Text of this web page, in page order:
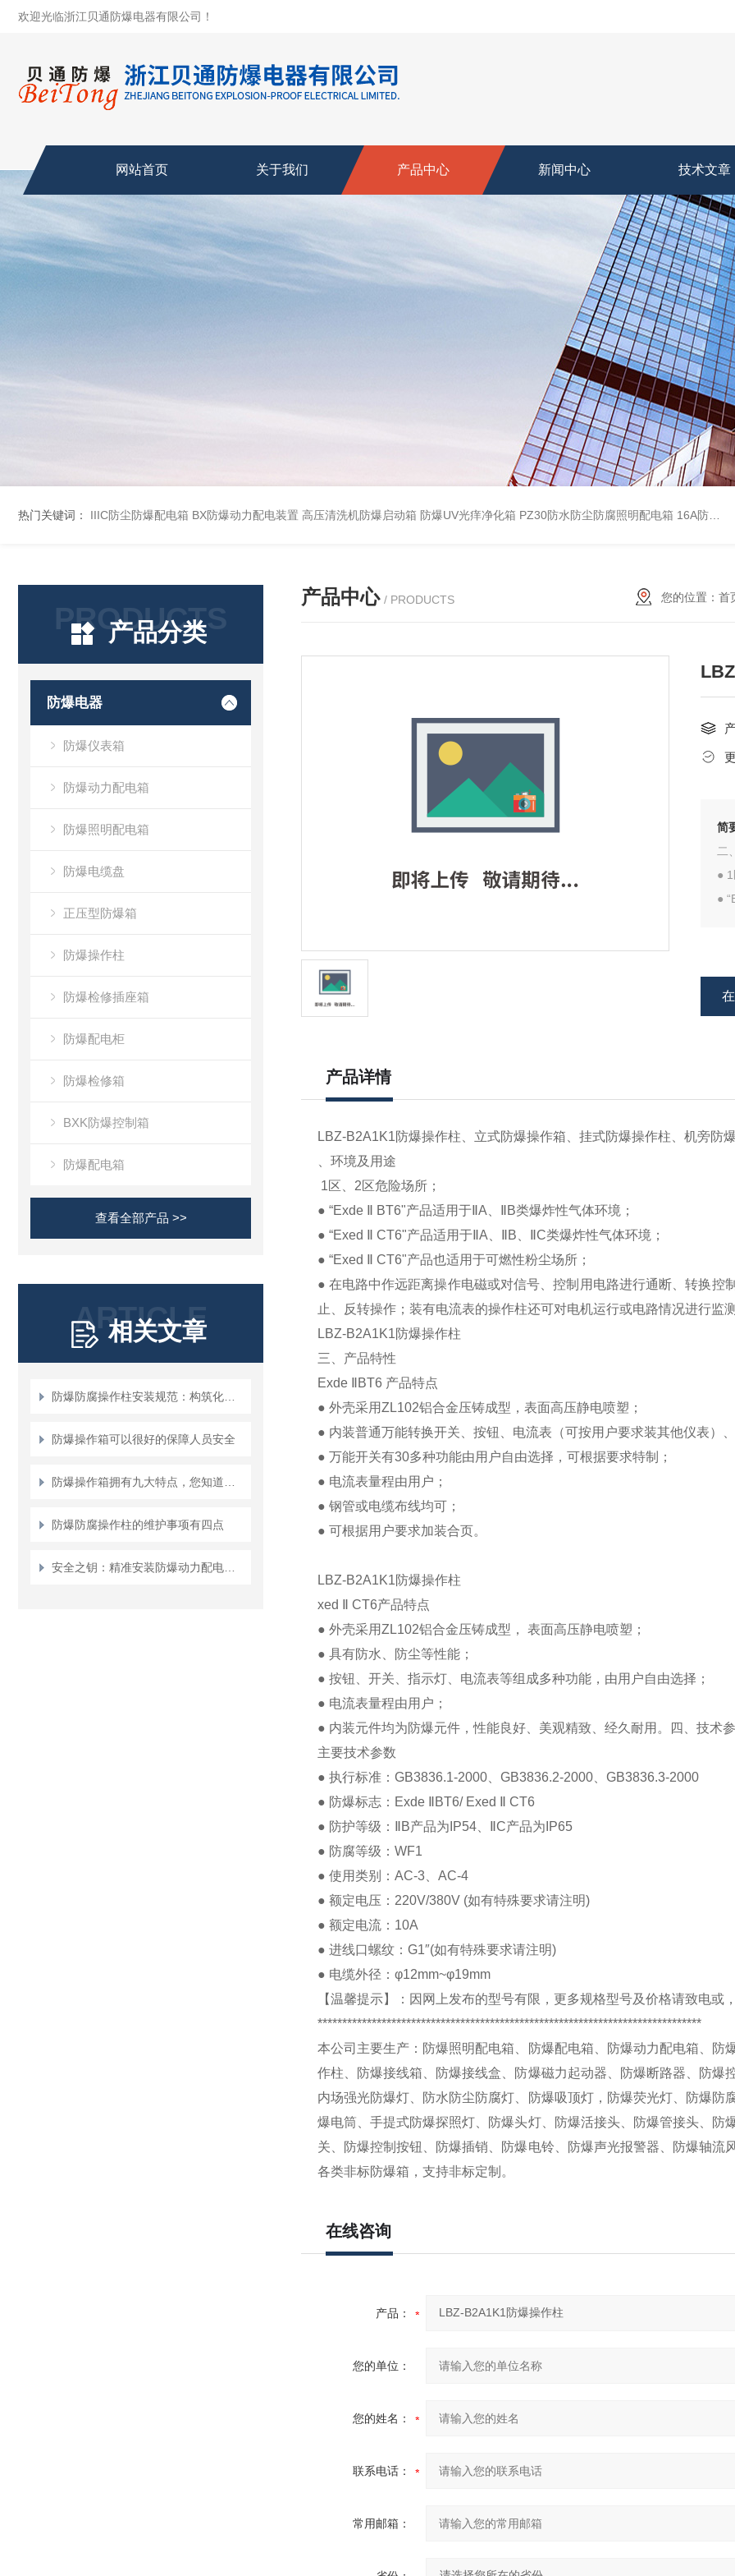
欢迎光临浙江贝通防爆电器有限公司！
网站首页 关于我们 产品中心 新闻中心 技术文章
热门关键词： IIIC防尘防爆配电箱 BX防爆动力配电装置 高压清洗机防爆启动箱 防爆UV光痒净化箱 PZ30防水防尘防腐照明配电箱 16A防水防尘防腐照明开关
PRODUCTS
产品分类
防爆电器
防爆仪表箱
防爆动力配电箱
防爆照明配电箱
防爆电缆盘
正压型防爆箱
防爆操作柱
防爆检修插座箱
防爆配电柜
防爆检修箱
BXK防爆控制箱
防爆配电箱
查看全部产品 >>
ARTICLE
相关文章
防爆操作箱可以很好的保障人员安全
防爆防腐操作柱的维护事项有四点
产品中心 / PRODUCTS 您的位置： 首
简
二
●
●
产品详情
LBZ-B2A1K1防爆操作柱、立式防爆操作箱、挂式防爆操作柱、机旁防
、环境及用途
1区、 2区危险场所；
● “Exde
BT6"产品适用于Ⅱ A B类爆炸性气体环境；
● “Exed
CT6"产品适用于Ⅱ A B C类爆炸性气体环境；
● “Exed
CT6"产品也适用于可燃性粉尘场所；
● 在电路中作远距离操作电磁或对信号、控制用电路进行通断、转换
止、反转操作；装有电流表的操作柱还可对电机运行或电路情况进行监
LBZ-B2A1K1防爆操作柱
三、产品特性
Exde
BT6 产品特点
● 外壳采用ZL102铝合金压铸成型，表面高压静电喷塑；
● 内装普通万能转换开关、按钮、电流表（可按用户要求装其他仪表）
● 万能开关有30多种功能由用户自由选择，可根据要求特制；
● 电流表量程由用户；
● 钢管或电缆布线均可；
● 可根据用户要求加装合页。
LBZ-B2A1K1防爆操作柱
xed
CT6产品特点
● 外壳采用ZL102铝合金压铸成型，
表面高压静电喷塑；
● 具有防水、防尘等性能；
● 按钮、开关、指示灯、电流表等组成多种功能，由用户自由选择；
● 电流表量程由用户；
● 内装元件均为防爆元件，性能良好、美观精致、经久耐用。
四、技术
主要技术参数
● 执行标准： GB3836.1-2000、 GB3836.2-2000、 GB3836.3-2000
● 防爆标志： Exde BT6/ Exed
CT6
● 防护等级： B产品为 IP54、 C产品为 IP65
● 防腐等级： WF1
● 使用类别： AC-3、 AC-4
● 额定电压： 220V/380V (如有特殊要求请注明)
● 额定电流： 10A
● 进线口螺纹： G1″(如有特殊要求请注明)
● 电缆外径： φ12mm~φ19mm
【温馨提示】： 因网上发布的型号有限，更多规格型号及价格请致电或
******************************************************************************
本公司主要生产： 防爆照明配电箱、防爆配电箱、防爆动力配电箱、
作柱、防爆接线箱、防爆接线盒、防爆磁力起动器、防爆断路器、防
内场强光防爆灯、防水防尘防腐灯、防爆吸顶灯，防爆荧光灯、防爆
爆电筒、手提式防爆探照灯、防爆头灯、防爆活接头、防爆管接头、
关、防爆控制按钮、防爆插销、防爆电铃、防爆声光报警器、防爆轴
各类非标防爆箱， 支持非标定制 。
在线咨询
产品：
您的单位：
您的姓名：
联系电话：
常用邮箱：